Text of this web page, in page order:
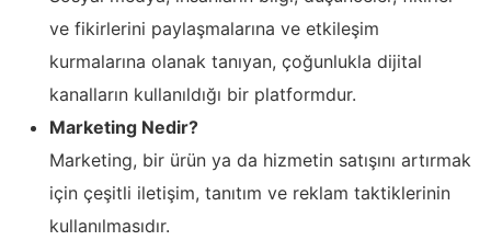
ve fikirlerini paylaşmalarına ve etkileşim
kurmalarına olanak tanıyan, çoğunlukla dijital
kanalların kullanıldığı bir platformdur.
Marketing Nedir?
Marketing, bir ürün ya da hizmetin satışını artırmak
için çeşitli iletişim, tanıtım ve reklam taktiklerinin
kullanılmasıdır.